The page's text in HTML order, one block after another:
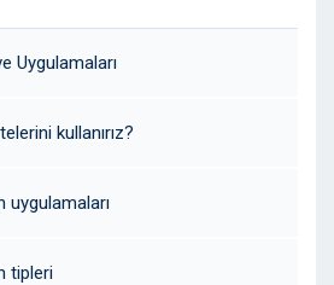
Uygulamaları
kullanırız?
uygulamaları
tipleri